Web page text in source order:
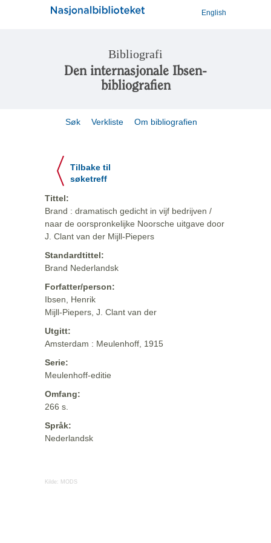
English
Bibliografi
Den internasjonale Ibsen-
bibliografien
Søk Verkliste Om bibliografien
Tilbake til
søketreff
Tittel:
Brand : dramatisch gedicht in vijf bedrijven /
naar de oorspronkelijke Noorsche uitgave door
J. Clant van der Mijll-Piepers
Standardtittel:
Brand Nederlandsk
Forfatter/person:
Ibsen, Henrik
Mijll-Piepers, J. Clant van der
Utgitt:
Amsterdam : Meulenhoff, 1915
Serie:
Meulenhoff-editie
Omfang:
266 s.
Språk:
Nederlandsk
Kilde: MODS